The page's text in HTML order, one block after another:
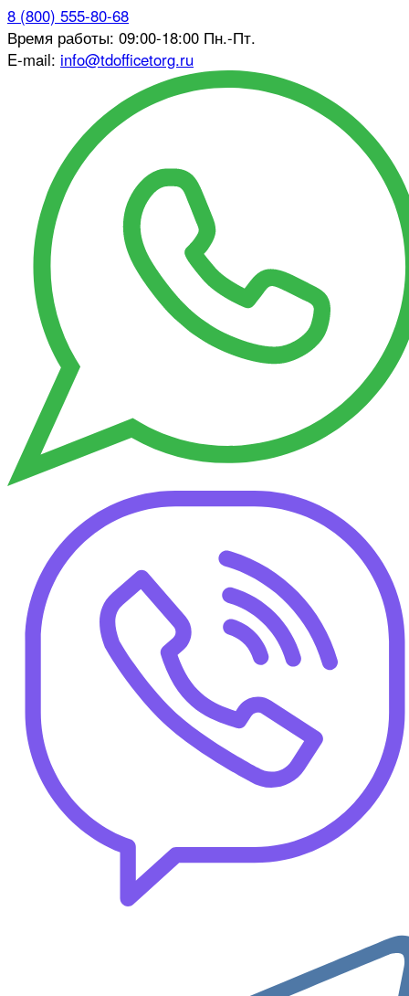
8 (800) 555-80-68
Время работы: 09:00-18:00 Пн.-Пт.
E-mail: info@tdofficetorg.ru